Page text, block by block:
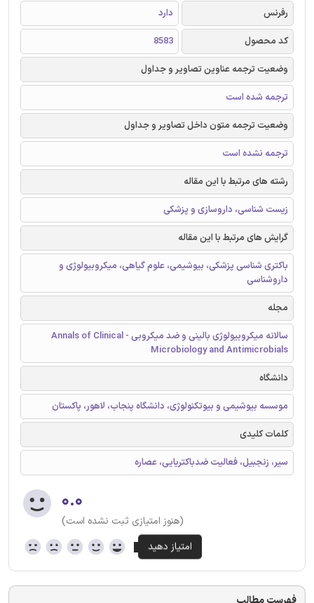
رفرنس
دارد
کد محصول
8583
وضعیت ترجمه عناوین تصاویر و جداول
ترجمه شده است
وضعیت ترجمه متون داخل تصاویر و جداول
ترجمه نشده است
رشته های مرتبط با این مقاله
زیست شناسی، داروسازی و پزشکی
گرایش های مرتبط با این مقاله
باکتری شناسی پزشکی، بیوشیمی، علوم گیاهی، میکروبیولوژی و
داروشناسی
مجله
سالانه میکروبیولوژی بالینی و ضد میکروبی - Annals of Clinical
Microbiology and Antimicrobials
دانشگاه
موسسه بیوشیمی و بیوتکنولوژی، دانشگاه پنجاب، لاهور، پاکستان
کلمات کلیدی
سیر، زنجبیل، فعالیت ضدباکتریایی، عصاره
۰.۰
(هنوز امتیازی ثبت نشده است)